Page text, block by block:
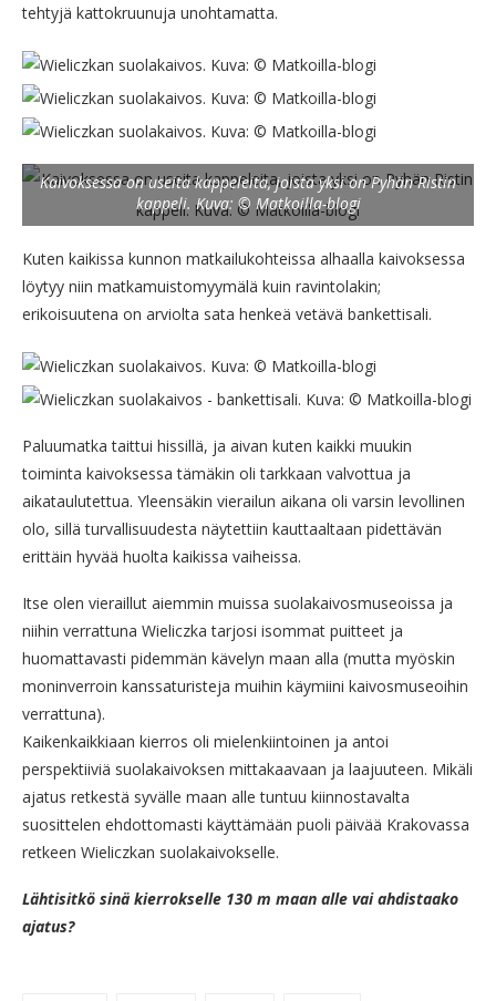
tehtyjä kattokruunuja unohtamatta.
Kaivoksessa on useita kappeleita, joista yksi on Pyhän Ristin
kappeli. Kuva: © Matkoilla-blogi
Kuten kaikissa kunnon matkailukohteissa alhaalla kaivoksessa
löytyy niin matkamuistomyymälä kuin ravintolakin;
erikoisuutena on arviolta sata henkeä vetävä bankettisali.
Paluumatka taittui hissillä, ja aivan kuten kaikki muukin
toiminta kaivoksessa tämäkin oli tarkkaan valvottua ja
aikataulutettua. Yleensäkin vierailun aikana oli varsin levollinen
olo, sillä turvallisuudesta näytettiin kauttaaltaan pidettävän
erittäin hyvää huolta kaikissa vaiheissa.
Itse olen vieraillut aiemmin muissa suolakaivosmuseoissa ja
niihin verrattuna Wieliczka tarjosi isommat puitteet ja
huomattavasti pidemmän kävelyn maan alla (mutta myöskin
moninverroin kanssaturisteja muihin käymiini kaivosmuseoihin
verrattuna).
Kaikenkaikkiaan kierros oli mielenkiintoinen ja antoi
perspektiiviä suolakaivoksen mittakaavaan ja laajuuteen. Mikäli
ajatus retkestä syvälle maan alle tuntuu kiinnostavalta
suosittelen ehdottomasti käyttämään puoli päivää Krakovassa
retkeen Wieliczkan suolakaivokselle.
Lähtisitkö sinä kierrokselle 130 m maan alle vai ahdistaako
ajatus?